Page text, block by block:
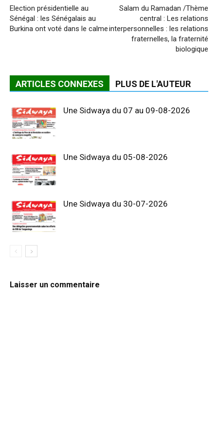
Election présidentielle au
Sénégal : les Sénégalais au
Burkina ont voté dans le calme
Salam du Ramadan /Thème
central : Les relations
interpersonnelles : les relations
fraternelles, la fraternité
biologique
ARTICLES CONNEXES PLUS DE L'AUTEUR
Une Sidwaya du 07 au 09-08-2026
Une Sidwaya du 05-08-2026
Une Sidwaya du 30-07-2026
Laisser un commentaire